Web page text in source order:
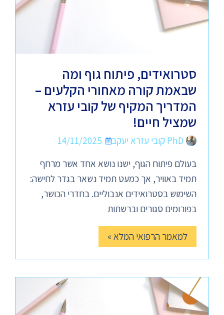
סטרואידים, פיתוח גוף ומה
שבאמת קורה מאחורי הקלעים –
המדריך המקיף של קובי עזרא
שמציל חיים!
PhD קובי עזרא יעקב
14/11/2025
בעולם פיתוח הגוף, ישנו נושא אחד אשר מרחף
תמיד באוויר, אך כמעט תמיד נשאר בגדר לחישה:
השימוש בסטרואידים אנבוליים. בחדרי הכושר,
בפורומים סגורים וברשתות
למאמר הרפואי המלא »